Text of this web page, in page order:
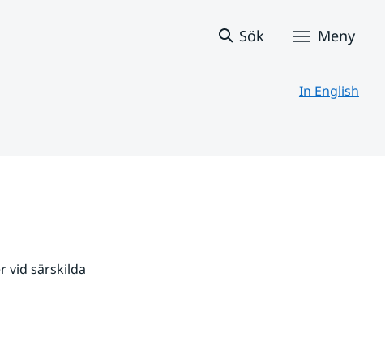
Sök Meny
In English
vid särskilda